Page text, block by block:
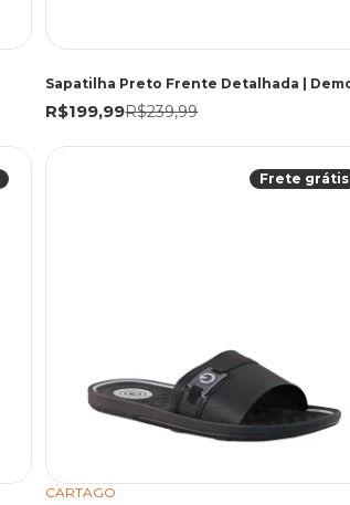
R$199,99R$239,99
Frete grátis
CARTAGO